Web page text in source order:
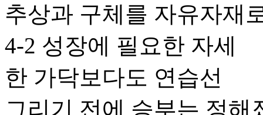
추상과 구체를 자유자재
4-2 성장에 필요한 자세
한 가닥보다도 연습선
그리기 전에 승부는 정해